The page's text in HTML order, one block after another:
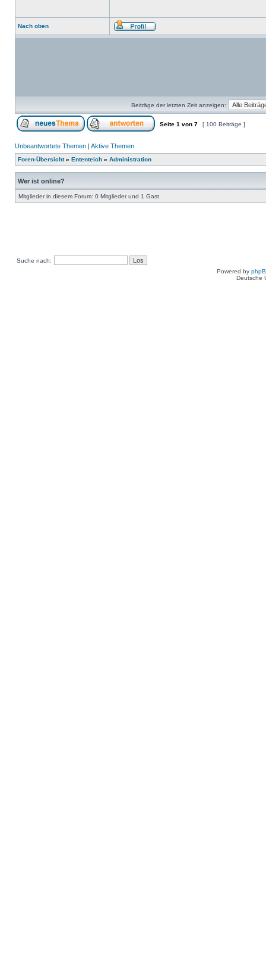
Nach oben
Beiträge der letzten Zeit anzeigen:
Seite 1 von 7 [ 100 Beiträge ]
Unbeantwortete Themen | Aktive Themen
Foren-Übersicht» Ententeich » Administration
Wer ist online?
Mitglieder in diesem Forum: 0 Mitglieder und 1 Gast
Suche nach:
Powered by
Deutsche